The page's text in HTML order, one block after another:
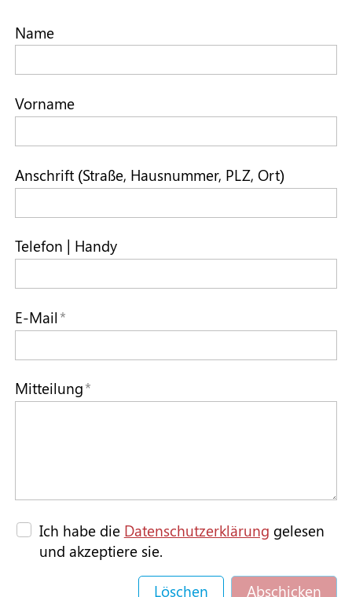
Name
Vorname
Anschrift (Straße, Hausnummer, PLZ, Ort)
Telefon | Handy
E-Mail*
Mitteilung*
Ich habe die Datenschutzerklärung gelesen
und akzeptiere sie.
Löschen
Abschicken